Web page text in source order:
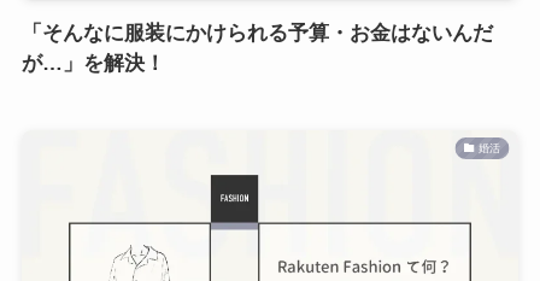
「そんなに服装にかけられる予算・お金はないんだ
が…」を解決！
婚活